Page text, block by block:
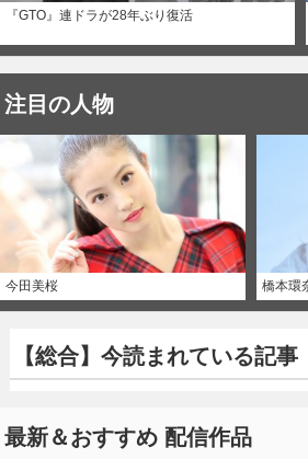
『GTO』連ドラが28年ぶり復活
注目の人物
今田美桜 橋本環
【総合】今読まれている記事
最新＆おすすめ 配信作品